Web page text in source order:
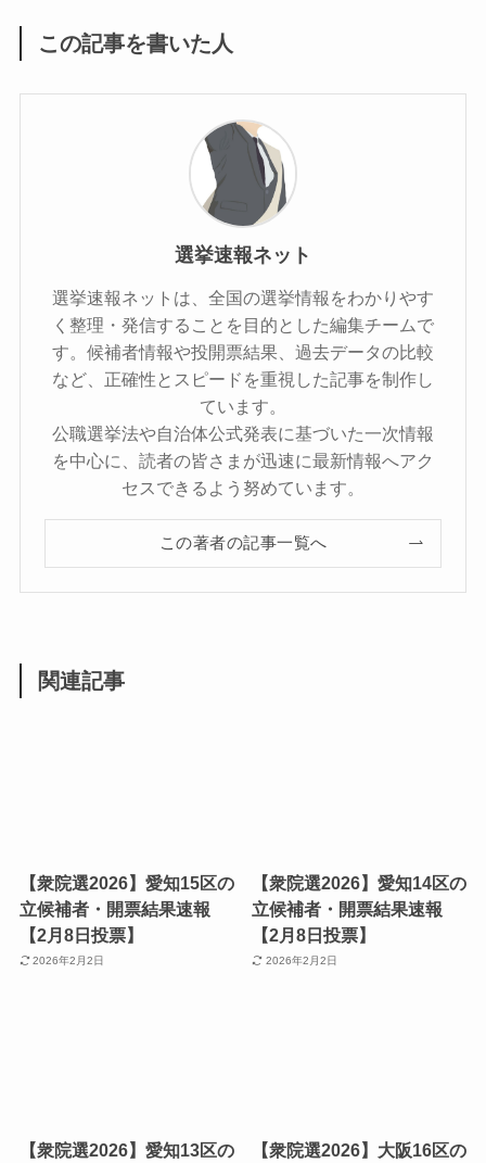
この記事を書いた人
選挙速報ネット
選挙速報ネットは、全国の選挙情報をわかりやす
く整理・発信することを目的とした編集チームで
す。候補者情報や投開票結果、過去データの比較
など、正確性とスピードを重視した記事を制作し
ています。
公職選挙法や自治体公式発表に基づいた一次情報
を中心に、読者の皆さまが迅速に最新情報へアク
セスできるよう努めています。
この著者の記事一覧へ
関連記事
【衆院選2026】愛知15区の
立候補者・開票結果速報
【2月8日投票】
2026年2月2日
【衆院選2026】愛知14区の
立候補者・開票結果速報
【2月8日投票】
2026年2月2日
【衆院選2026】愛知13区の
【衆院選2026】大阪16区の